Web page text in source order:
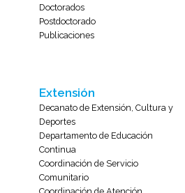
Doctorados
Postdoctorado
Publicaciones
Extensión
Decanato de Extensión, Cultura y
Deportes
Departamento de Educación
Continua
Coordinación de Servicio
Comunitario